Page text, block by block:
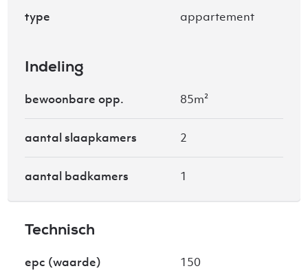
Technisch
epc (waarde) 150
type appartement
Indeling
bewoonbare opp. 85m²
aantal slaapkamers 2
aantal badkamers 1